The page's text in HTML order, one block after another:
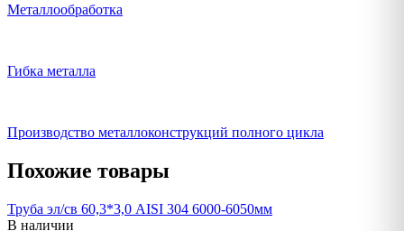
Металлообработка
Гибка металла
Производство металлоконструкций полного цикла
Похожие товары
Труба эл/св 60,3*3,0 AISI 304 6000-6050мм
В наличии